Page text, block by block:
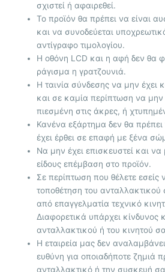
σχιστεί ή αφαιρεθεί.
Το προϊόν θα πρέπει να είναι
και να συνοδεύεται
αντίγραφο τιμολογίου.
Η οθόνη LCD και η αφή δεν θα
ράγισμα η γρατζουνιά.
Η ταινία σύνδεσης να μην έχει
και σε καμία περίπτωση να μην
πιεσμένη στις άκρες, ή
Κανένα εξάρτημα δεν θα πρέπει
έχει έρθει σε επαφή με ξένα
Να μην έχει επισκευστεί και να
είδους επέμβαση στο προϊόν.
Σε περίπτωση που θέλετε εσείς
τοποθέτηση του ανταλλακτικού
από επαγγελματία τεχνικό
Διαφορετικά υπάρχει κίνδυνος
ανταλλακτικού ή του κινητού
Η εταιρεία μας δεν
ευθύνη για οποιαδήποτε ζημιά
ανταλλακτικό ή την συσκευή